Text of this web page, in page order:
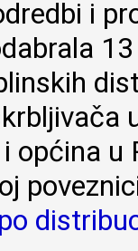
i
općina u